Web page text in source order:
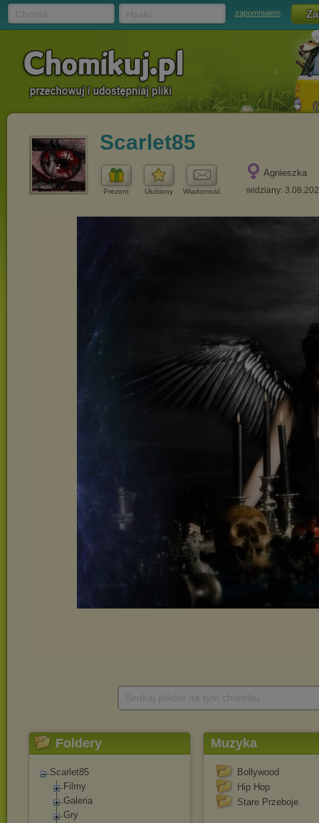
zapomniałem
Scarlet85
Prezent Ulubiony Wiadomość
Agnieszka
widziany:
Foldery
Scarlet85
Filmy
Galeria
Gry
Muzyka
Bollywood
Hip Hop
Stare Przeboje